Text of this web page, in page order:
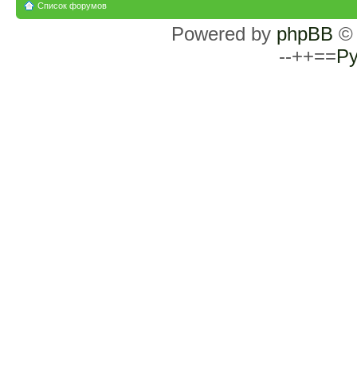
Список форумов
Powered by phpBB ©
--++==